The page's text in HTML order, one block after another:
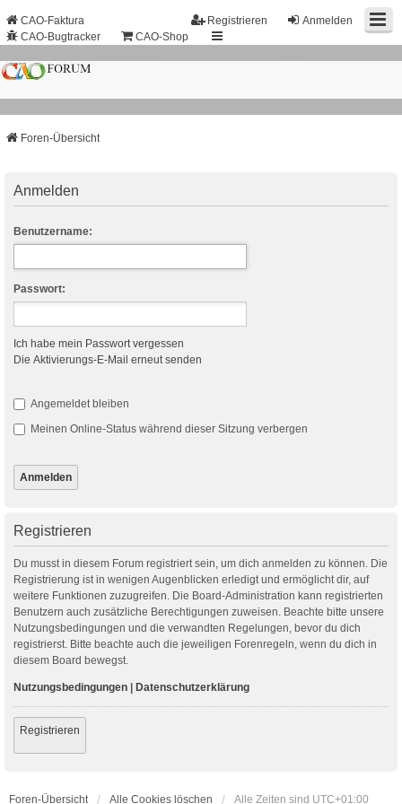
Anmelden
Registrieren
CAO-Faktura
CAO-Bugtracker
CAO-Shop
Foren-Übersicht
Anmelden
Benutzername:
Passwort:
Ich habe mein Passwort vergessen
Die Aktivierungs-E-Mail erneut senden
Angemeldet bleiben
Meinen Online-Status während dieser Sitzung verbergen
Registrieren
Du musst in diesem Forum registriert sein, um dich anmelden zu können. Die
Registrierung ist in wenigen Augenblicken erledigt und ermöglicht dir, auf
weitere Funktionen zuzugreifen. Die Board-Administration kann registrierten
Benutzern auch zusätzliche Berechtigungen zuweisen. Beachte bitte unsere
Nutzungsbedingungen und die verwandten Regelungen, bevor du dich
registrierst. Bitte beachte auch die jeweiligen Forenregeln, wenn du dich in
diesem Board bewegst.
Nutzungsbedingungen | Datenschutzerklärung
Registrieren
Foren-Übersicht Alle Cookies löschen Alle Zeiten sind UTC+01:00